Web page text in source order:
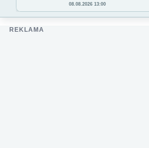
08.08.2026 13:00
REKLAMA